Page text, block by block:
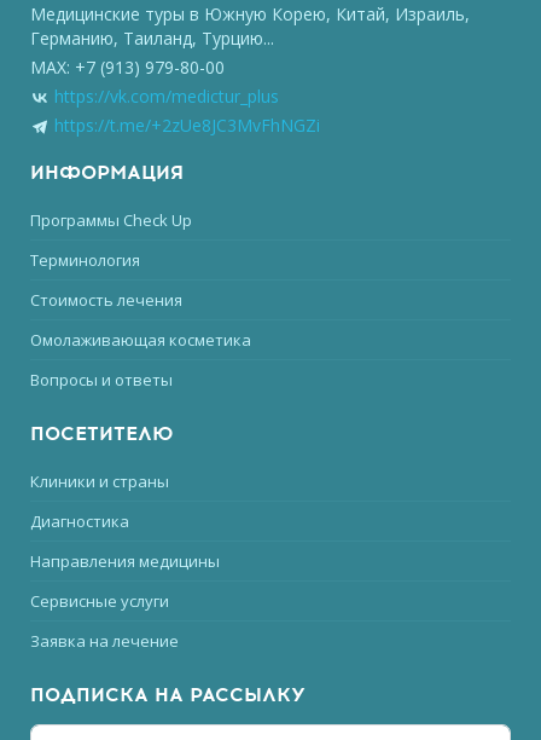
Медицинские туры в Южную Корею, Китай, Израиль,
Германию, Таиланд, Турцию...
MAX: +7 (913) 979-80-00
https://vk.com/medictur_plus
https://t.me/+2zUe8JC3MvFhNGZi
ИНФОРМАЦИЯ
Программы Check Up
Терминология
Стоимость лечения
Омолаживающая косметика
Вопросы и ответы
ПОСЕТИТЕЛЮ
Клиники и страны
Диагностика
Направления медицины
Сервисные услуги
Заявка на лечение
ПОДПИСКА НА РАССЫЛКУ